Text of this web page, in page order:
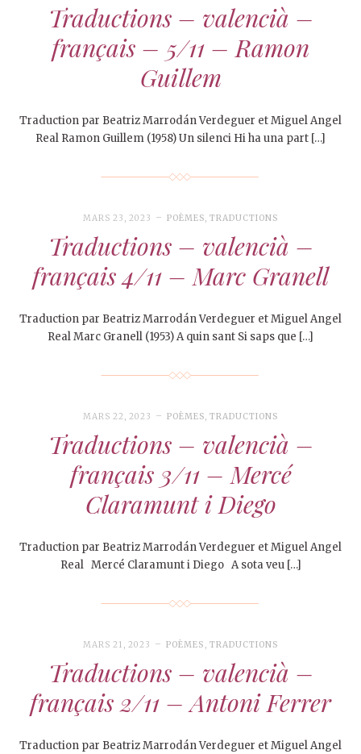
Traductions – valencià –
français – 5/11 – Ramon
Guillem
Traduction par Beatriz Marrodán Verdeguer et Miguel Angel
Real Ramon Guillem (1958) Un silenci Hi ha una part […]
MARS 23, 2023 POÈMES,TRADUCTIONS
Traductions – valencià –
français 4/11 – Marc Granell
Traduction par Beatriz Marrodán Verdeguer et Miguel Angel
Real Marc Granell (1953) A quin sant Si saps que […]
MARS 22, 2023 POÈMES,TRADUCTIONS
Traductions – valencià –
français 3/11 – Mercé
Claramunt i Diego
Traduction par Beatriz Marrodán Verdeguer et Miguel Angel
Real Mercé Claramunt i Diego A sota veu […]
MARS 21, 2023 POÈMES , TRADUCTIONS
Traductions – valencià –
français 2/11 – Antoni Ferrer
Traduction par Beatriz Marrodán Verdeguer et Miguel Angel